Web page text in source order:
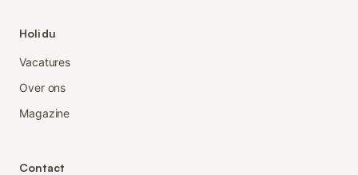
Holidu
Vacatures
Over ons
Magazine
Contact